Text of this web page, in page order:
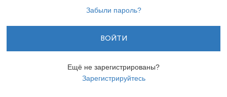
Забыли пароль?
ВОЙТИ
Ещё не зарегистрированы?
Зарегистрируйтесь